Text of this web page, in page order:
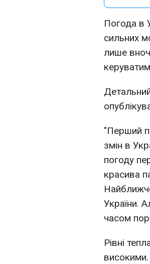
Погода в
сильних
лише
"Перший
змін в
погоду
красива
України.
часом
Рівні
високими.